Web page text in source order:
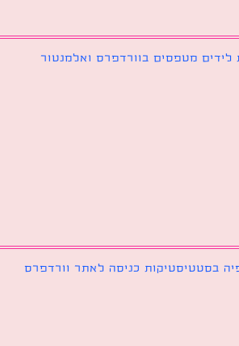
מטפסים בוורדפרס ואלמנטור
כניסה לאתר וורדפרס